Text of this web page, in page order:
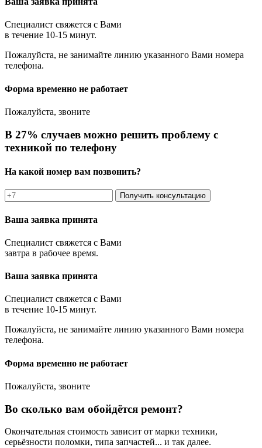
Специалист свяжется с Вами
в течение 10-15 минут.
Пожалуйста, не занимайте линию указанного Вами номера
телефона.
Форма временно не работает
Пожалуйста, звоните
В 27% случаев можно решить проблему с
техникой по телефону
На какой номер вам позвонить?
Получить консультацию
Ваша заявка принята
Специалист свяжется с Вами
завтра в рабочее время.
Ваша заявка принята
Специалист свяжется с Вами
в течение 10-15 минут.
Пожалуйста, не занимайте линию указанного Вами номера
телефона.
Форма временно не работает
Пожалуйста, звоните
Во сколько вам обойдётся ремонт?
Окончательная стоимость зависит от марки техники,
серьёзности поломки, типа запчастей... и так далее.